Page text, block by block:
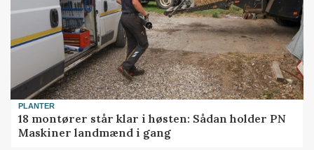
PLANTER
18 montører står klar i høsten: Sådan holder PN
Maskiner landmænd i gang